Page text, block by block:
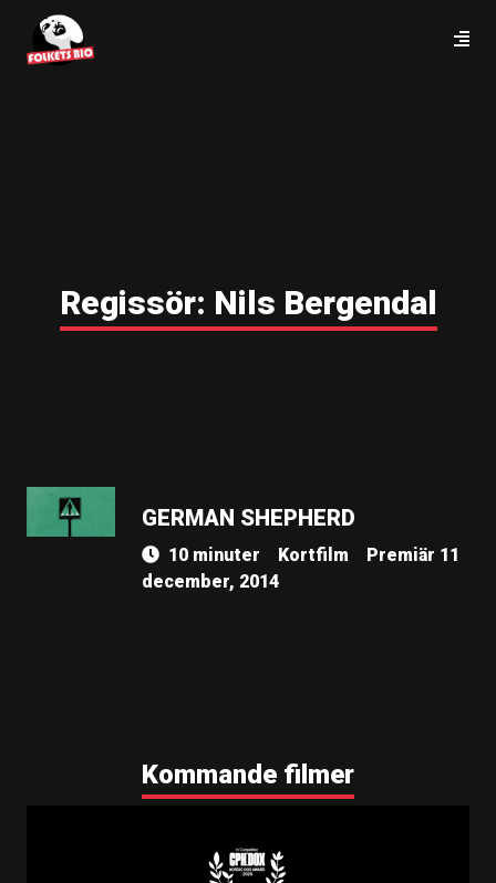
Regissör: Nils Bergendal
GERMAN SHEPHERD
10 minuter Kortfilm
Premiär 11
december, 2014
Kommande filmer